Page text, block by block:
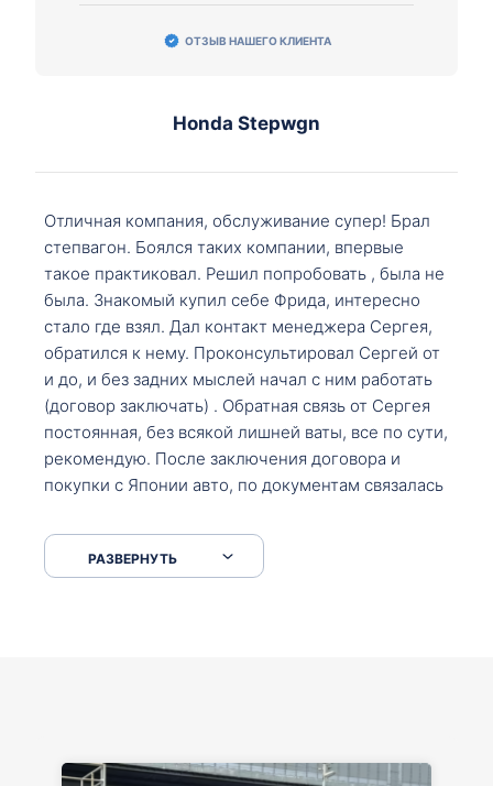
ОТЗЫВ НАШЕГО КЛИЕНТА
Honda Stepwgn
Отличная компания, обслуживание супер! Брал
степвагон. Боялся таких компании, впервые
такое практиковал. Решил попробовать , была не
была. Знакомый купил себе Фрида, интересно
стало где взял. Дал контакт менеджера Сергея,
обратился к нему. Проконсультировал Сергей от
и до, и без задних мыслей начал с ним работать
(договор заключать) . Обратная связь от Сергея
постоянная, без всякой лишней ваты, все по сути,
рекомендую. После заключения договора и
покупки с Японии авто, по документам связалась
что заполнить, куда зайти, образцы и т.д. После
приехал за авто. Меня тепло встретили Сергей с
РАЗВЕРНУТЬ